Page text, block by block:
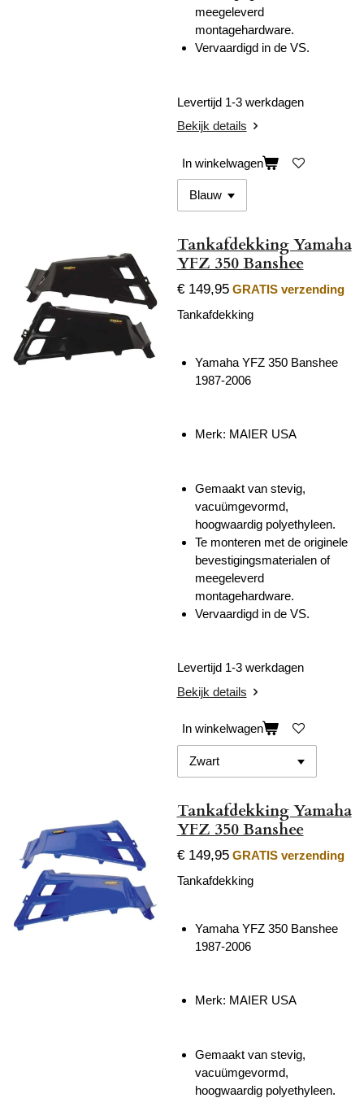
meegeleverd
montagehardware.
Vervaardigd in de VS.
Levertijd 1-3 werkdagen
Bekijk details
In winkelwagen
Tankafdekking Yamaha
YFZ 350 Banshee
€ 149,95 GRATIS verzending
Tankafdekking
Yamaha YFZ 350 Banshee
1987-2006
Merk: MAIER USA
Gemaakt van stevig,
vacuümgevormd,
hoogwaardig polyethyleen.
Te monteren met de originele
bevestigingsmaterialen of
meegeleverd
montagehardware.
Vervaardigd in de VS.
Levertijd 1-3 werkdagen
Bekijk details
In winkelwagen
Tankafdekking Yamaha
YFZ 350 Banshee
€ 149,95 GRATIS verzending
Tankafdekking
Yamaha YFZ 350 Banshee
1987-2006
Merk: MAIER USA
Gemaakt van stevig,
vacuümgevormd,
hoogwaardig polyethyleen.